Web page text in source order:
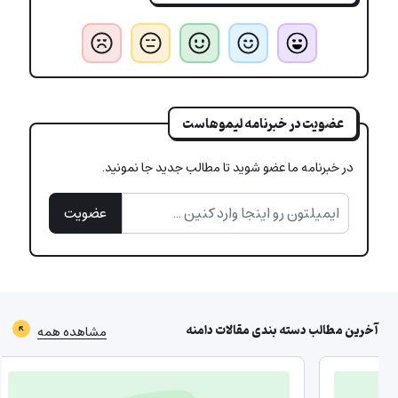
عضویت در خبرنامه لیموهاست
در خبرنامه ما عضو شوید تا مطالب جدید جا نمونید.
عضویت
آخرین مطالب دسته بندیمقالات دامنه مشاهده همه